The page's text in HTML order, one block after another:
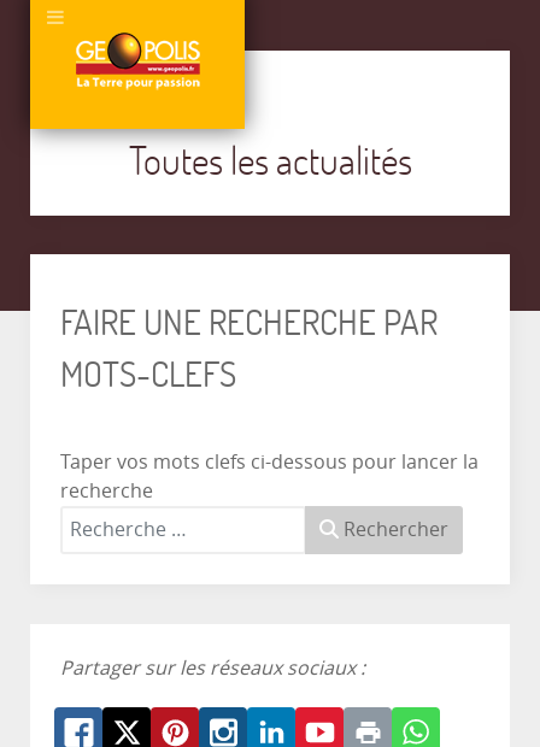
Toutes les actualités
FAIRE UNE RECHERCHE PAR
MOTS-CLEFS
Taper vos mots clefs ci-dessous pour lancer la
recherche
Rechercher
Partager sur les réseaux sociaux :